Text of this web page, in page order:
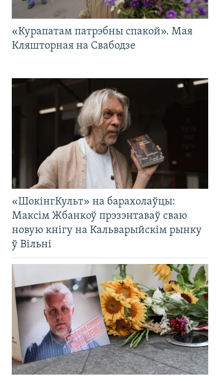
«Курапатам патрэбны спакой». Мая
Кляшторная на Свабодзе
«ШокінгКульт» на барахолаўцы:
Максім Жбанкоў прэзэнтаваў сваю
новую кнігу на Кальварыйскім рынку
ў Вільні